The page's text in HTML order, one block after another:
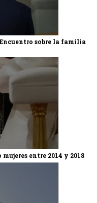
sobre la familia
entre 2014 y 2018